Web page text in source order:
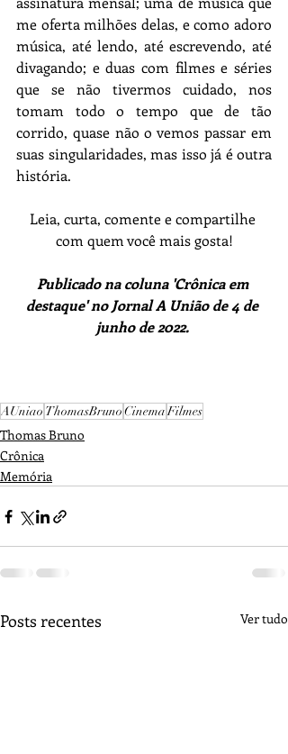
me oferta milhões delas, e como adoro
música, até lendo, até escrevendo, até
divagando; e duas com filmes e séries
que se não tivermos cuidado, nos
tomam todo o tempo que de tão
corrido, quase não o vemos passar em
suas singularidades, mas isso já é outra
história.
Leia, curta, comente e compartilhe
com quem você mais gosta!
Publicado na coluna 'Crônica em
destaque' no Jornal A União de 4 de
junho de 2022.
AUniao ThomasBrunoCinemaFilmes
Thomas Bruno
Crônica
Memória
Posts recentes Ver tudo